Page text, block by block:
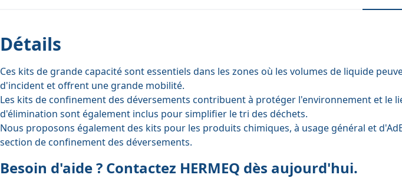
Détails
Ces kits de grande capacité sont essentiels dans les zones où les volumes de liquide
d'incident et offrent une grande mobilité.
Les kits de confinement des déversements contribuent à protéger l'environnement et
d'élimination sont également inclus pour simplifier le tri des déchets.
Nous proposons également des kits pour les produits chimiques, à usage général et
section de confinement des déversements.
Besoin d'aide ? Contactez HERMEQ dès aujourd'hui.